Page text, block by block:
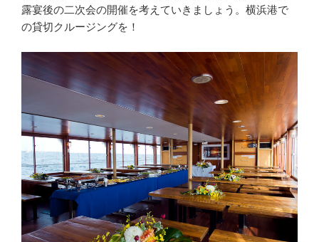
露宴後の二次会の開催を考えていきましょう。横浜港で
の貸切クルージングを！